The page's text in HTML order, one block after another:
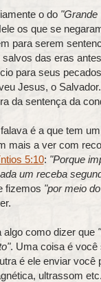
o do "Grande
os que se
para serem
das eras
para seus
Jesus, o
da sentença da
é a que tem
mais a ver com
5:10: "Porque
um receba
fizemos "por meio
algo como dizer que "
. Uma coisa é você
é ele enviar
ultrassom